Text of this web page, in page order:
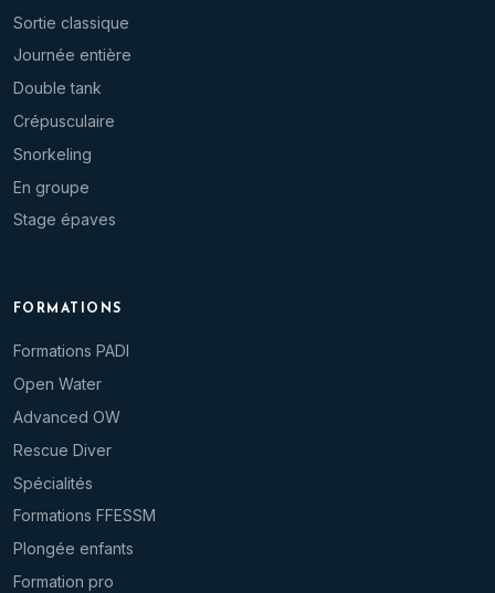
Sortie classique
Journée entière
Double tank
Crépusculaire
Snorkeling
En groupe
Stage épaves
FORMATIONS
Formations PADI
Open Water
Advanced OW
Rescue Diver
Spécialités
Formations FFESSM
Plongée enfants
Formation pro